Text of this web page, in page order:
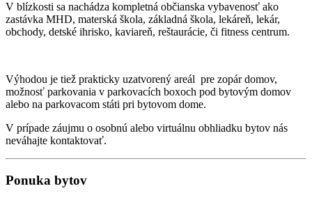
V blízkosti sa nachádza kompletná občianska vybavenosť ako
zastávka MHD, materská škola, základná škola, lekáreň, lekár,
obchody, detské ihrisko, kaviareň, reštaurácie, či fitness centrum.
Výhodou je tiež prakticky uzatvorený areál pre zopár domov,
možnosť parkovania v parkovacích boxoch pod bytovým domov
alebo na parkovacom státi pri bytovom dome.
V prípade záujmu o osobnú alebo virtuálnu obhliadku bytov nás
neváhajte kontaktovať.
Ponuka bytov